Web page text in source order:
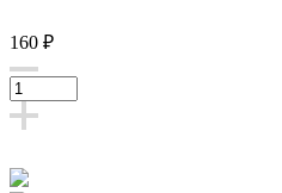
160 ₽